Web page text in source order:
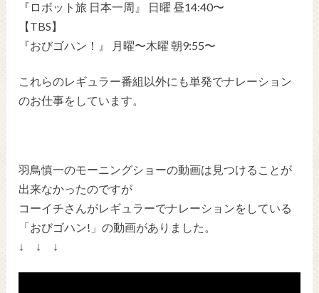
『ロボット旅 日本一周』 日曜 昼14:40〜
【TBS】
『おびゴハン！』 月曜〜木曜 朝9:55〜
これらのレギュラー番組以外にも単発でナレーション
のお仕事をしています。
羽鳥慎一のモーニングショーの動画は見つけることが
出来なかったのですが
コーイチさんがレギュラーでナレーションをしている
「おびゴハン!」の動画がありました。
↓ ↓ ↓